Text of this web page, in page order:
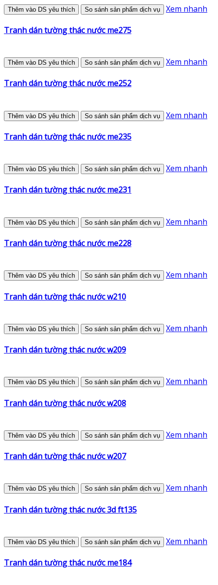
Thêm vào DS yêu thích So sánh sản phẩm dịch vụ Xem nhanh
Tranh dán tường thác nước me275
Thêm vào DS yêu thích So sánh sản phẩm dịch vụ Xem nhanh
Tranh dán tường thác nước me252
Thêm vào DS yêu thích So sánh sản phẩm dịch vụ Xem nhanh
Tranh dán tường thác nước me235
Thêm vào DS yêu thích So sánh sản phẩm dịch vụ Xem nhanh
Tranh dán tường thác nước me231
Thêm vào DS yêu thích So sánh sản phẩm dịch vụ Xem nhanh
Tranh dán tường thác nước me228
Thêm vào DS yêu thích So sánh sản phẩm dịch vụ Xem nhanh
Tranh dán tường thác nước w210
Thêm vào DS yêu thích So sánh sản phẩm dịch vụ Xem nhanh
Tranh dán tường thác nước w209
Thêm vào DS yêu thích So sánh sản phẩm dịch vụ Xem nhanh
Tranh dán tường thác nước w208
Thêm vào DS yêu thích So sánh sản phẩm dịch vụ Xem nhanh
Tranh dán tường thác nước w207
Thêm vào DS yêu thích So sánh sản phẩm dịch vụ Xem nhanh
Tranh dán tường thác nước 3d ft135
Thêm vào DS yêu thích So sánh sản phẩm dịch vụ Xem nhanh
Tranh dán tường thác nước me184